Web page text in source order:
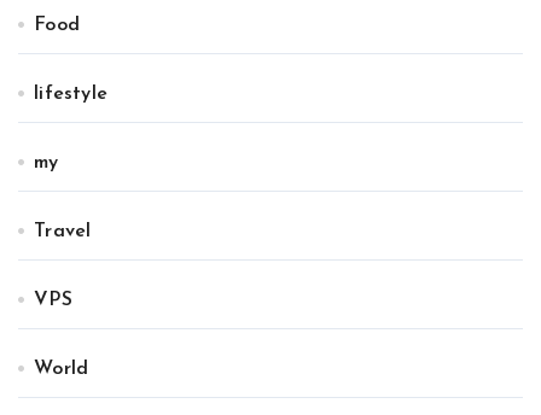
Food
lifestyle
my
Travel
VPS
World